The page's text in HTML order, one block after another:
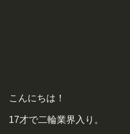
こんにちは！
17才で二輪業界入り。